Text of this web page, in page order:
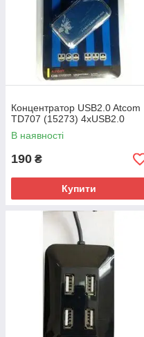
Концентратор USB2.0 Atcom
TD707 (15273) 4хUSB2.0
В наявності
190 ₴
Купити